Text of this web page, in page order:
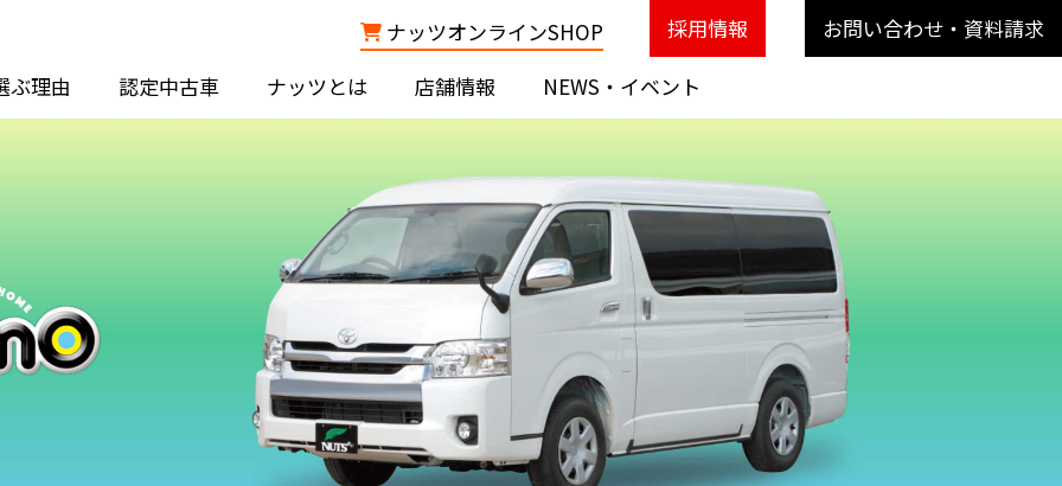
お問い合わせ・資料請求
ぶ理由
認定中古車 ナッツとは 店舗情報 NEWS・イベント
ナッツオンラインSHOP 採用情報